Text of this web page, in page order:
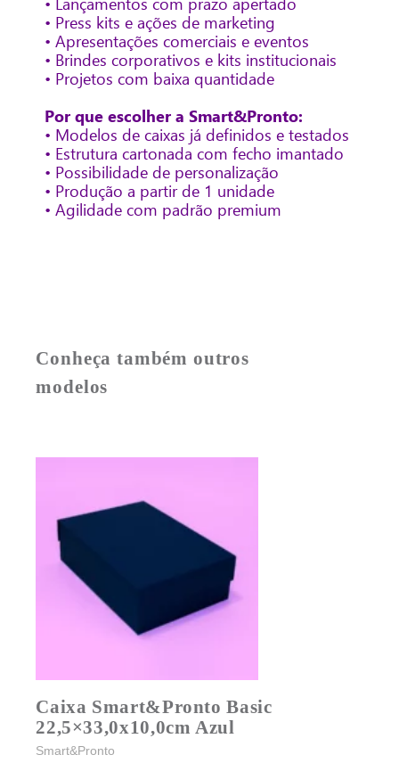
• Press kits e ações de marketing
• Apresentações comerciais e eventos
• Brindes corporativos e kits institucionais
• Projetos com baixa quantidade
Por que escolher a Smart&Pronto:
• Modelos de caixas já definidos e testados
• Estrutura cartonada com fecho imantado
• Possibilidade de personalização
• Produção a partir de 1 unidade
• Agilidade com padrão premium
Caixa Smart&Pronto Basic
22,5×33,0x10,0cm Azul
Smart&Pronto